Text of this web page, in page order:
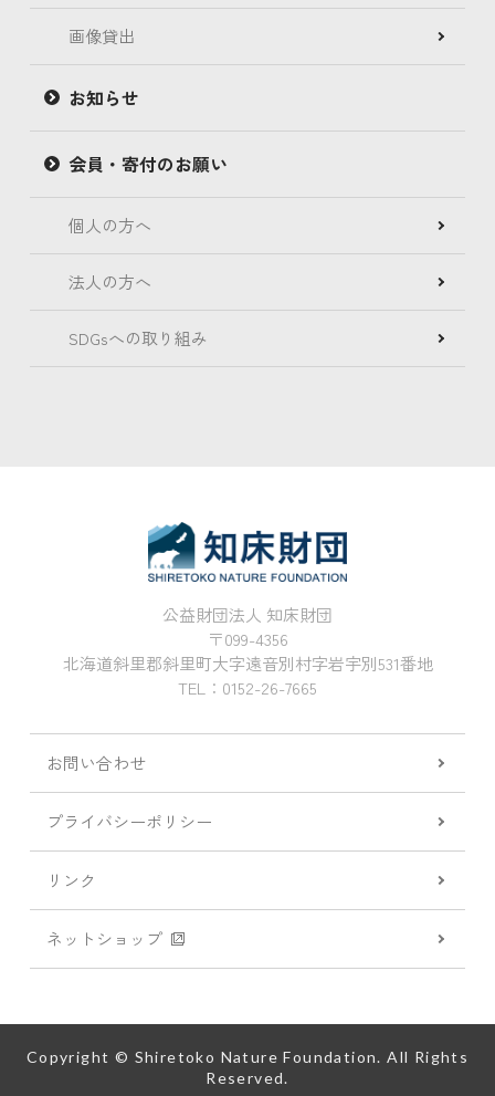
画像貸出
お知らせ
会員・寄付のお願い
個人の方へ
法人の方へ
SDGsへの取り組み
公益財団法人 知床財団
〒099-4356
北海道斜里郡斜里町大字遠音別村字岩宇別531番地
TEL：0152-26-7665
お問い合わせ
プライバシーポリシー
リンク
ネットショップ
Copyright © Shiretoko Nature Foundation. All Rights
Reserved.